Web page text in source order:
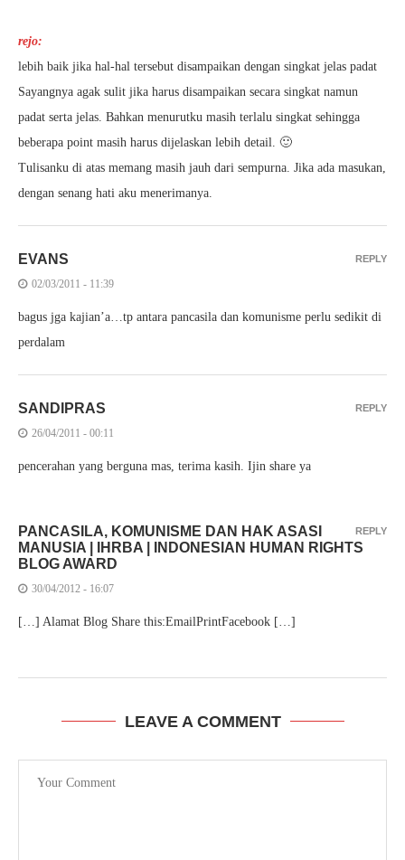
rejo:
lebih baik jika hal-hal tersebut disampaikan dengan singkat jelas padat
Sayangnya agak sulit jika harus disampaikan secara singkat namun
padat serta jelas. Bahkan menurutku masih terlalu singkat sehingga
beberapa point masih harus dijelaskan lebih detail. 🙂
Tulisanku di atas memang masih jauh dari sempurna. Jika ada masukan,
dengan senang hati aku menerimanya.
EVANS
02/03/2011 - 11:39
bagus jga kajian’a…tp antara pancasila dan komunisme perlu sedikit di
perdalam
REPLY
SANDIPRAS
26/04/2011 - 00:11
pencerahan yang berguna mas, terima kasih. Ijin share ya
REPLY
PANCASILA, KOMUNISME DAN HAK ASASI
MANUSIA | IHRBA | INDONESIAN HUMAN RIGHTS
BLOG AWARD
30/04/2012 - 16:07
[…] Alamat Blog Share this:EmailPrintFacebook […]
REPLY
LEAVE A COMMENT